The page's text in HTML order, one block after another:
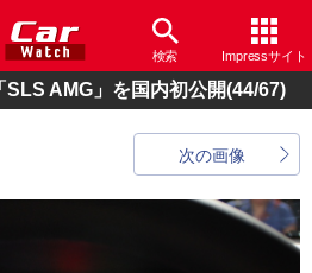
検索 Impressサイト
SLS AMG」を国内初公開(44/67)
次の画像